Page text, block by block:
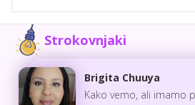
Strokovnjaki
Brigita Chuuya
Kako vemo, ali imamo